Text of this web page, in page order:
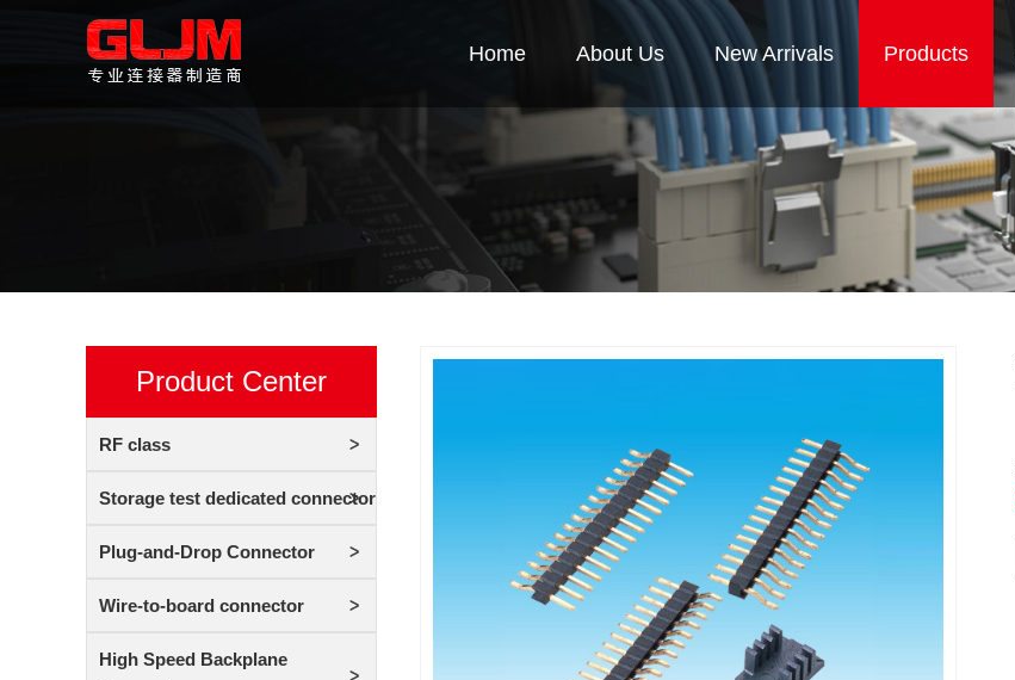
Home About Us New Arrivals Products
Product Center
RF class
Storage test dedicated connector
Plug-and-Drop Connector
Wire-to-board connector
High Speed Backplane